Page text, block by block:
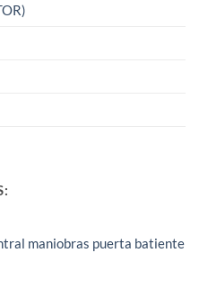
maniobras puerta batiente